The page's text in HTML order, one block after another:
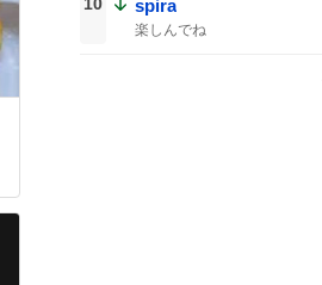
spira
楽しんでね